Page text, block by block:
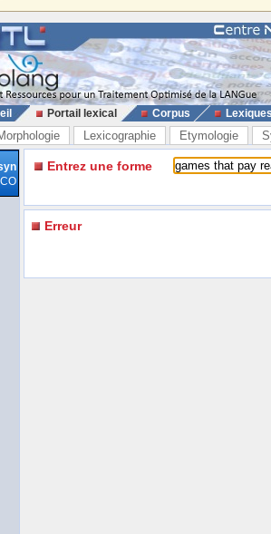
Portail lexical Corpus
Lexicographie Etymologie
Entrez une forme
Erreur